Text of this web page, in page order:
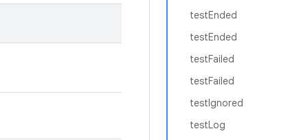
testEnded
testEnded
testFailed
testFailed
testIgnored
testLog